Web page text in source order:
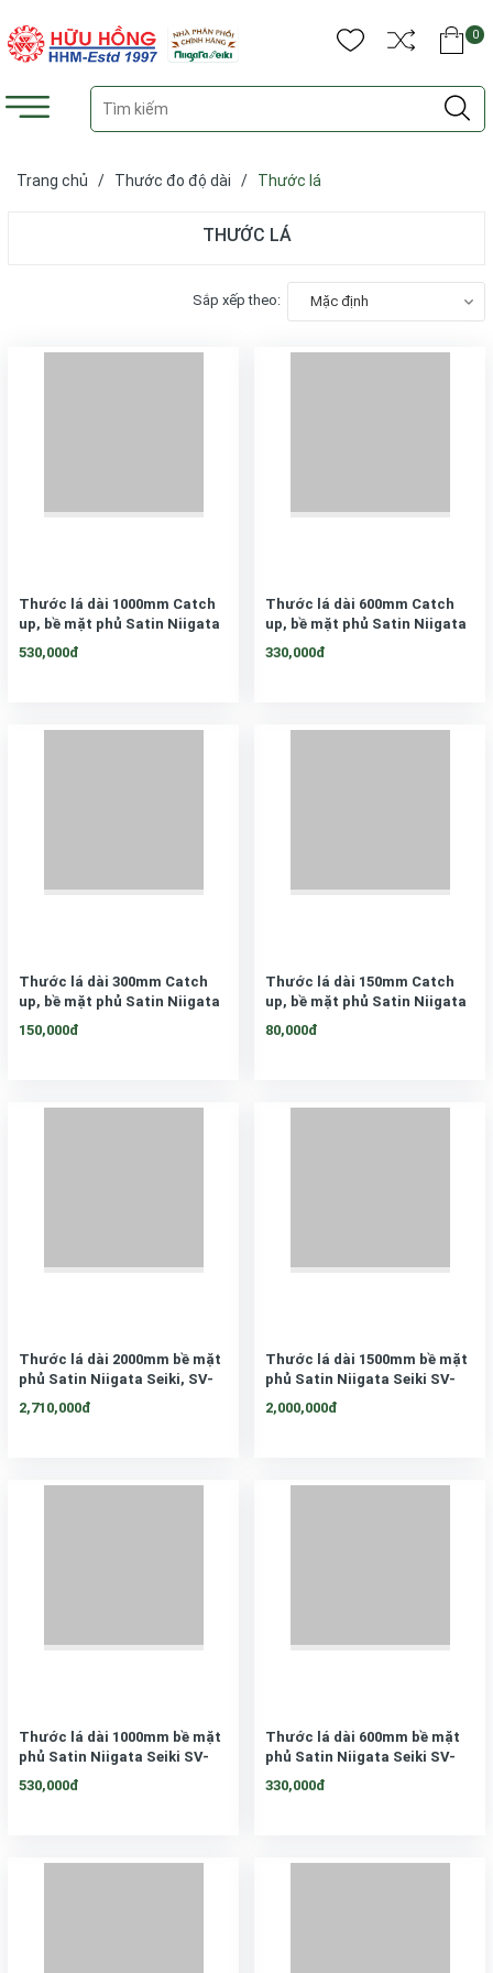
0
Trang chủ / Thước đo độ dài / Thước lá
THƯỚC LÁ
Sắp xếp theo: Mặc định
Thước lá dài 1000mm Catch
up, bề mặt phủ Satin Niigata
Seiki, CU-100KD
530,000đ
Thước lá dài 600mm Catch
up, bề mặt phủ Satin Niigata
Seiki, CU-60KD
330,000đ
Thước lá dài 300mm Catch
up, bề mặt phủ Satin Niigata
Seiki, CU-30KD
150,000đ
Thước lá dài 150mm Catch
up, bề mặt phủ Satin Niigata
Seiki, CU-15KD
80,000đ
Thước lá dài 2000mm bề mặt
phủ Satin Niigata Seiki, SV-
2000KD
2,710,000đ
Thước lá dài 1500mm bề mặt
phủ Satin Niigata Seiki SV-
1500KD
2,000,000đ
Thước lá dài 1000mm bề mặt
phủ Satin Niigata Seiki SV-
1000KD
530,000đ
Thước lá dài 600mm bề mặt
phủ Satin Niigata Seiki SV-
600KD
330,000đ